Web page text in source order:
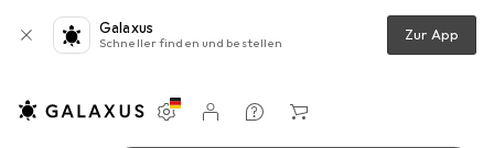
Galaxus
Schneller finden und bestellen Zur App
Einstellungen
Kundenkonto
Vergleichslisten
Merklisten
Warenkorb